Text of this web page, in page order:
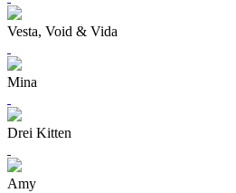
Vesta, Void & Vida
Mina
Drei Kitten
Amy